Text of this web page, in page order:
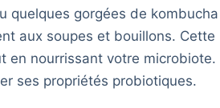
quelques gorgées de kombucha
aux soupes et bouillons. Cette
en nourrissant votre microbiote.
ses propriétés probiotiques.